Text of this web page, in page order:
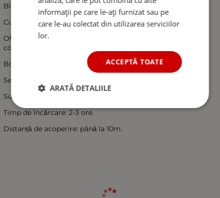
Bluetooth.
Cuplare și conectare automată.
Oferă confort și siguranță în timpul convorbirilor în timpul
condusului.
Boxă Bluetooth 4.0.
Se încarcă prin cablu USB și adaptor pentru brichetă auto.
Suport de montare inclus.
Timp de încărcare: 2-3 ore.
Distanță de acoperire: până la 10m.
informații pe care le-ați furnizat sau pe
care le-au colectat din utilizarea serviciilor
lor.
ACCEPTĂ TOATE
ARATĂ DETALIILE